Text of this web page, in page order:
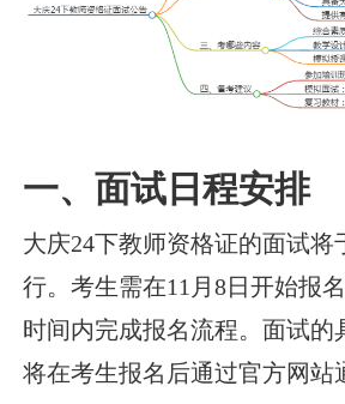
一、面试日程安排
大庆24下教师资格证的面试将
行。考生需在11月8日开始报
时间内完成报名流程。面试的
将在考生报名后通过官方网站